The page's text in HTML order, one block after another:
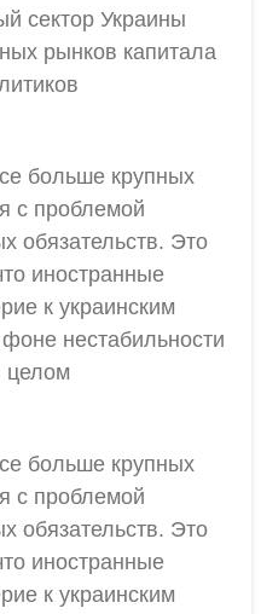
сектор Украины
рынков капитала
больше крупных
с проблемой
обязательств. Это
иностранные
к украинским
нестабильности
целом
больше крупных
с проблемой
обязательств. Это
иностранные
к украинским